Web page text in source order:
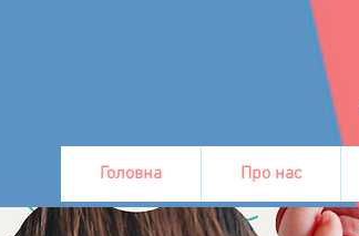
Головна Про нас